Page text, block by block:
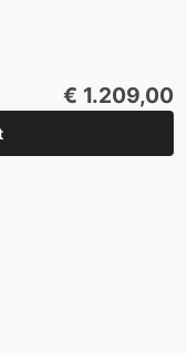
€ 1.209,00